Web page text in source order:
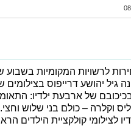
לרשויות המקומיות בשבוע
גיל יהושע דרייפוס בצילומים
של ארבעת ילדיו:
וקלרה – כולם בני שלוש
לצילומי קולקציית הילדים